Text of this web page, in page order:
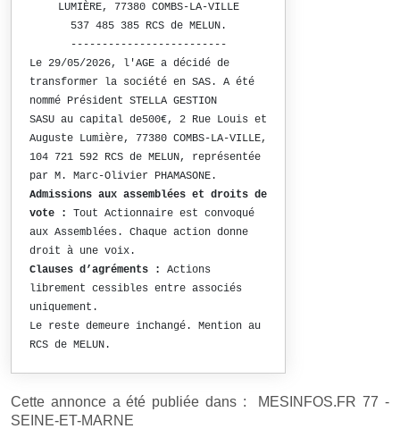
LUMIÈRE, 77380 COMBS-LA-VILLE
537 485 385 RCS de MELUN.
-------------------------
Le 29/05/2026, l'AGE a décidé de
transformer la société en SAS. A été
nommé Président STELLA GESTION
SASU au capital de500€, 2 Rue Louis et
Auguste Lumière, 77380 COMBS-LA-VILLE,
104 721 592 RCS de MELUN, représentée
par M. Marc-Olivier PHAMASONE.
Admissions aux assemblées et droits de
vote : Tout Actionnaire est convoqué
aux Assemblées. Chaque action donne
droit à une voix.
Clauses d’agréments :
Actions
librement cessibles entre associés
uniquement.
Le reste demeure inchangé. Mention au
RCS de MELUN.
Cette annonce a été publiée dans : MESINFOS.FR 77 -
SEINE-ET-MARNE